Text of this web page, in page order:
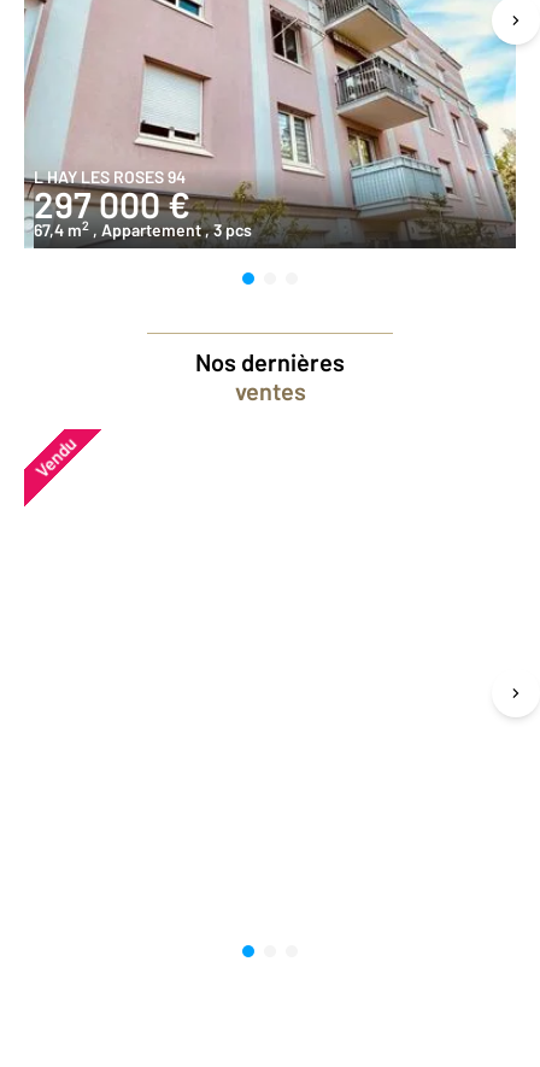
L HAY LES ROSES 94
297 000 €
67,4 m2 , Appartement, 3 pcs
Nos dernières
ventes
Vendu